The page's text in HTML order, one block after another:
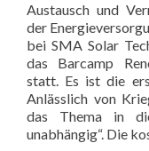
Austausch und
der
bei SMA Solar
das Barcamp
statt. Es ist die
Anlässlich von
das Thema in
unabhängig“. Die